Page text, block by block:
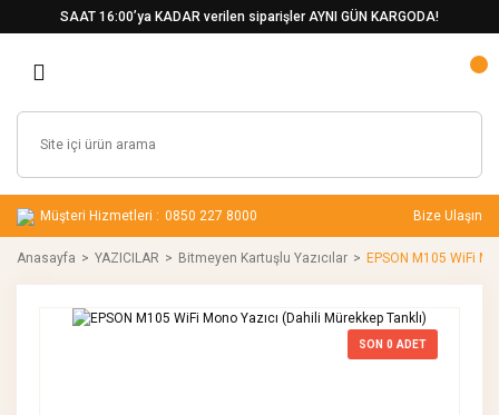
SAAT 16:00’ya KADAR verilen siparişler AYNI GÜN KARGODA!
Müşteri Hizmetleri : 0850 227 8000 Bize Ulaşın
Anasayfa YAZICILAR Bitmeyen Kartuşlu Yazıcılar EPSON M105 WiFi
SON 0 ADET